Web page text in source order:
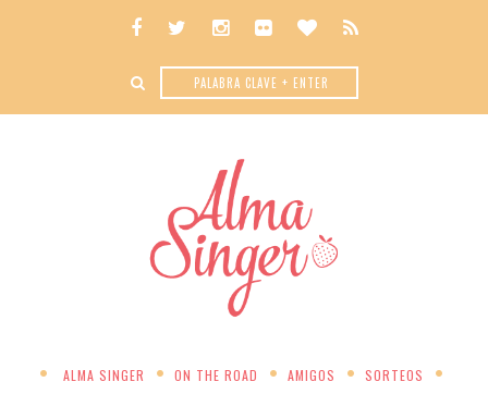
ALMA SINGER ON THE ROAD AMIGOS SORTEOS